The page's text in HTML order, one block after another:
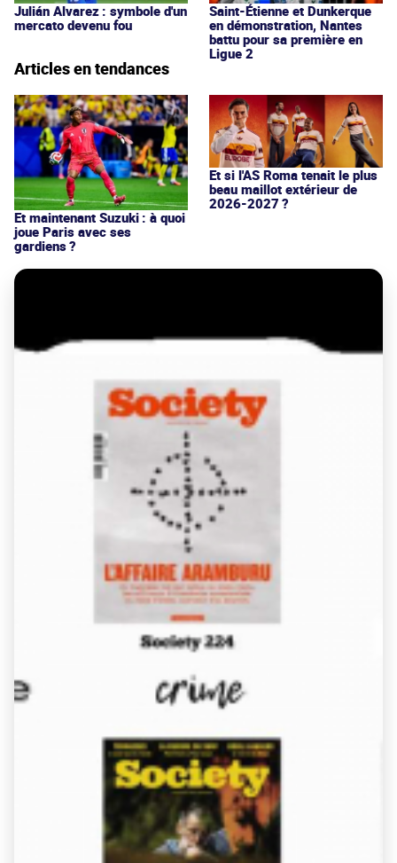
Julián Alvarez : symbole d'un
mercato devenu fou
Saint-Étienne et Dunkerque
en démonstration, Nantes
battu pour sa première en
Ligue 2
Articles en tendances
Et maintenant Suzuki : à quoi
joue Paris avec ses
gardiens ?
Et si l'AS Roma tenait le plus
beau maillot extérieur de
2026-2027 ?